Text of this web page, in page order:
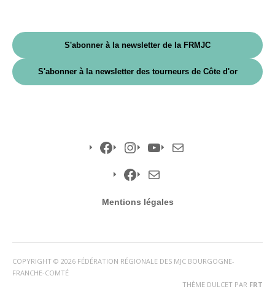
S'abonner à la newsletter de la FRMJC
S'abonner à la newsletter des tourneurs de Côte d'or
Facebook
Facebook
mail
Mentions légales
COPYRIGHT © 2026 FÉDÉRATION RÉGIONALE DES MJC BOURGOGNE-
FRANCHE-COMTÉ
THÈME DULCET PAR FRT